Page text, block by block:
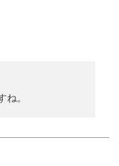
ね。